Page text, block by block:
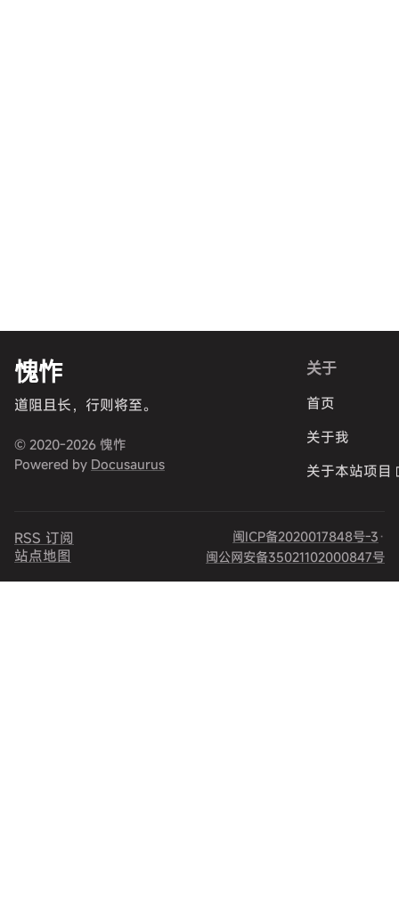
愧怍
道阻且长，行则将至。
© 2020-2026 愧怍
Powered by Docusaurus
关于
首页
关于我
关于本站项目
RSS 订阅
站点地图
闽ICP备2020017848号-3 ·
闽公网安备35021102000847号